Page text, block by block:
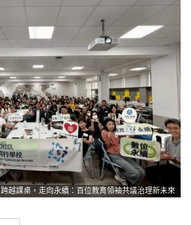
跨越課桌，走向永續：百位教育領袖共議治理新未來